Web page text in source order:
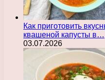
Как приготовить
квашеной капусты в…
03.07.2026